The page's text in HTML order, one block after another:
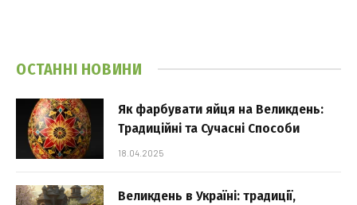
ОСТАННІ НОВИНИ
Як фарбувати яйця на Великдень:
Традиційні та Сучасні Способи
18.04.2025
Великдень в Україні: традиції,